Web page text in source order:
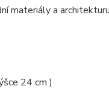
materiály a
24 cm )